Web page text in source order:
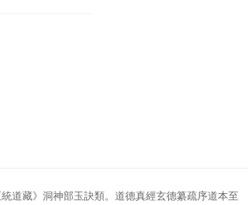
道藏》洞神部玉訣類。道德真經玄德纂疏序道本至